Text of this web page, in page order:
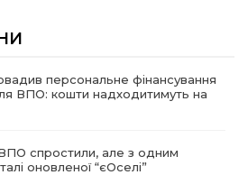
персональне фінансування
ВПО: кошти надходитимуть на
спростили, але з одним
оновленої “єОселі”